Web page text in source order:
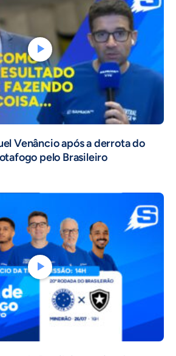
Venâncio após a derrota do
pelo Brasileiro